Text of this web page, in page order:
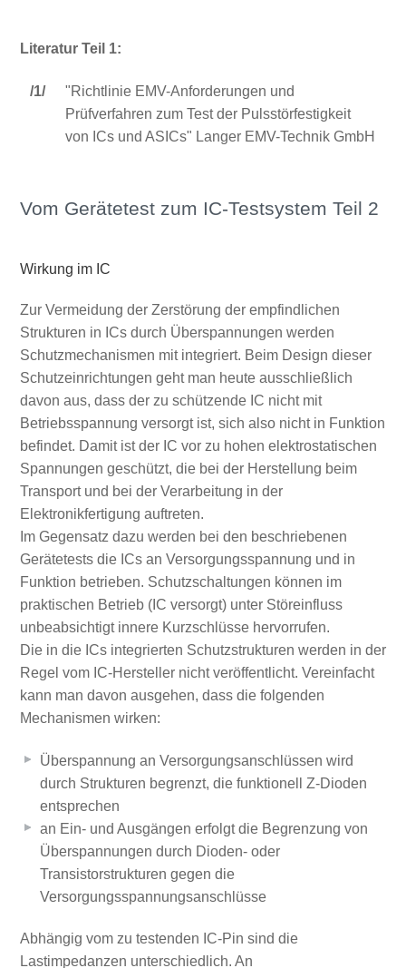
Literatur Teil 1:
/1/
"Richtlinie EMV-Anforderungen und
Prüfverfahren zum Test der Pulsstörfestigkeit
von ICs und ASICs" Langer EMV-Technik GmbH
Vom Gerätetest zum IC-Testsystem Teil 2
Wirkung im IC
Zur Vermeidung der Zerstörung der empfindlichen
Strukturen in ICs durch Überspannungen werden
Schutzmechanismen mit integriert. Beim Design dieser
Schutzeinrichtungen geht man heute ausschließlich
davon aus, dass der zu schützende IC nicht mit
Betriebsspannung versorgt ist, sich also nicht in Funktion
befindet. Damit ist der IC vor zu hohen elektrostatischen
Spannungen geschützt, die bei der Herstellung beim
Transport und bei der Verarbeitung in der
Elektronikfertigung auftreten.
Im Gegensatz dazu werden bei den beschriebenen
Gerätetests die ICs an Versorgungsspannung und in
Funktion betrieben. Schutzschaltungen können im
praktischen Betrieb (IC versorgt) unter Störeinfluss
unbeabsichtigt innere Kurzschlüsse hervorrufen.
Die in die ICs integrierten Schutzstrukturen werden in der
Regel vom IC-Hersteller nicht veröffentlicht. Vereinfacht
kann man davon ausgehen, dass die folgenden
Mechanismen wirken:
Überspannung an Versorgungsanschlüssen wird
durch Strukturen begrenzt, die funktionell Z-Dioden
entsprechen
an Ein- und Ausgängen erfolgt die Begrenzung von
Überspannungen durch Dioden- oder
Transistorstrukturen gegen die
Versorgungsspannungsanschlüsse
Abhängig vom zu testenden IC-Pin sind die
Lastimpedanzen unterschiedlich. An